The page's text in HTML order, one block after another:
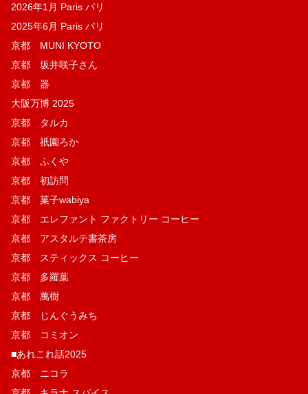
2026年1月 Paris パリ
2025年6月 Paris パリ
京都 MUNI KYOTO
京都 坂井咲子さん
京都 器
大阪万博 2025
京都 タルカ
京都 祇園ろか
京都 ふくや
京都 初訪問
京都 菓子wabiya
京都 エレファント ファクトリー コーヒー
京都 アスタルテ書茶房
京都 スティックス コーヒー
京都 多羅葉
京都 萬樹
京都 じんぐうみち
京都 コミオン
■あれこれ話2025
京都 ニコラ